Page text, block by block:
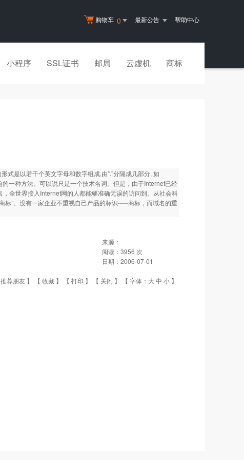
购物车 0 最新公告 帮助中心
小程序 SSL证书 邮局 云虚机 商标
式是以若干个英文字母和数字组成,由”.”分隔成几部分, 如
一种方法。可以说只是一个技术名词。但是，由于Internet已经
全世界接入Internet网的人都能够准确无误的访问到。从社会科
”。没有一家企业不重视自己产品的标识-----商标，而域名的重
来源：
阅读： 3956 次
日期： 2006-07-01
推荐朋友 】 【 收藏 】 【 打印 】 【 关闭 】 【 字体： 大中 小 】